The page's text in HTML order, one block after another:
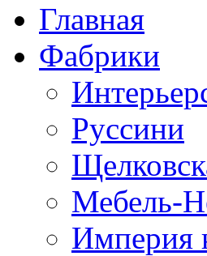
Главная
Фабрики
Руссини
Мебель-
Империя